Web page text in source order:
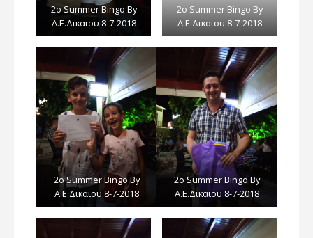
2ο Summer Bingo By
Α.E.Δικαιου 8-7-2018
2ο Summer Bingo By
Α.E.Δικαιου 8-7-2018
2ο Summer Bingo By
Α.E.Δικαιου 8-7-2018
2ο Summer Bingo By
Α.E.Δικαιου 8-7-2018